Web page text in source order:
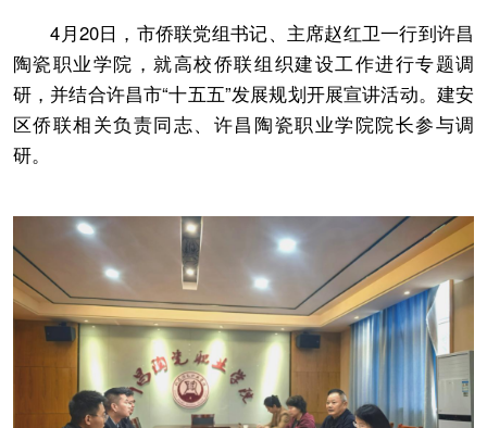
4月20日，市侨联党组书记、主席赵红卫一行到许昌
陶瓷职业学院，就高校侨联组织建设工作进行专题调
研，并结合许昌市“十五五”发展规划开展宣讲活动。建安
区侨联相关负责同志、许昌陶瓷职业学院院长参与调
研。